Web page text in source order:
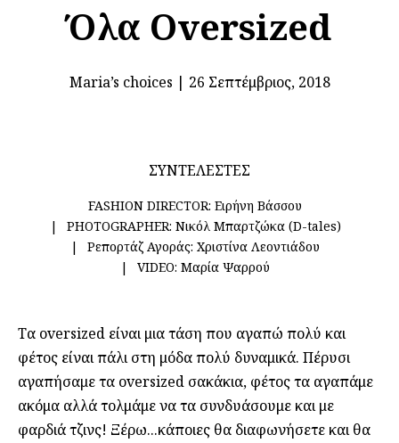
Όλα Oversized
Μaria’s choices | 26 Σεπτέμβριος, 2018
ΣΥΝΤΕΛΕΣΤΕΣ
FASHION DIRECTOR: Ειρήνη Βάσσου
PHOTOGRAPHER: Νικόλ Μπαρτζώκα (D-tales)
Ρεπορτάζ Αγοράς: Χριστίνα Λεοντιάδου
VIDEO: Μαρία Ψαρρού
Τα oversized είναι μια τάση που αγαπώ πολύ και
φέτος είναι πάλι στη μόδα πολύ δυναμικά. Πέρυσι
αγαπήσαμε τα oversized σακάκια, φέτος τα αγαπάμε
ακόμα αλλά τολμάμε να τα συνδυάσουμε και με
φαρδιά τζινς! Ξέρω...κάποιες θα διαφωνήσετε και θα